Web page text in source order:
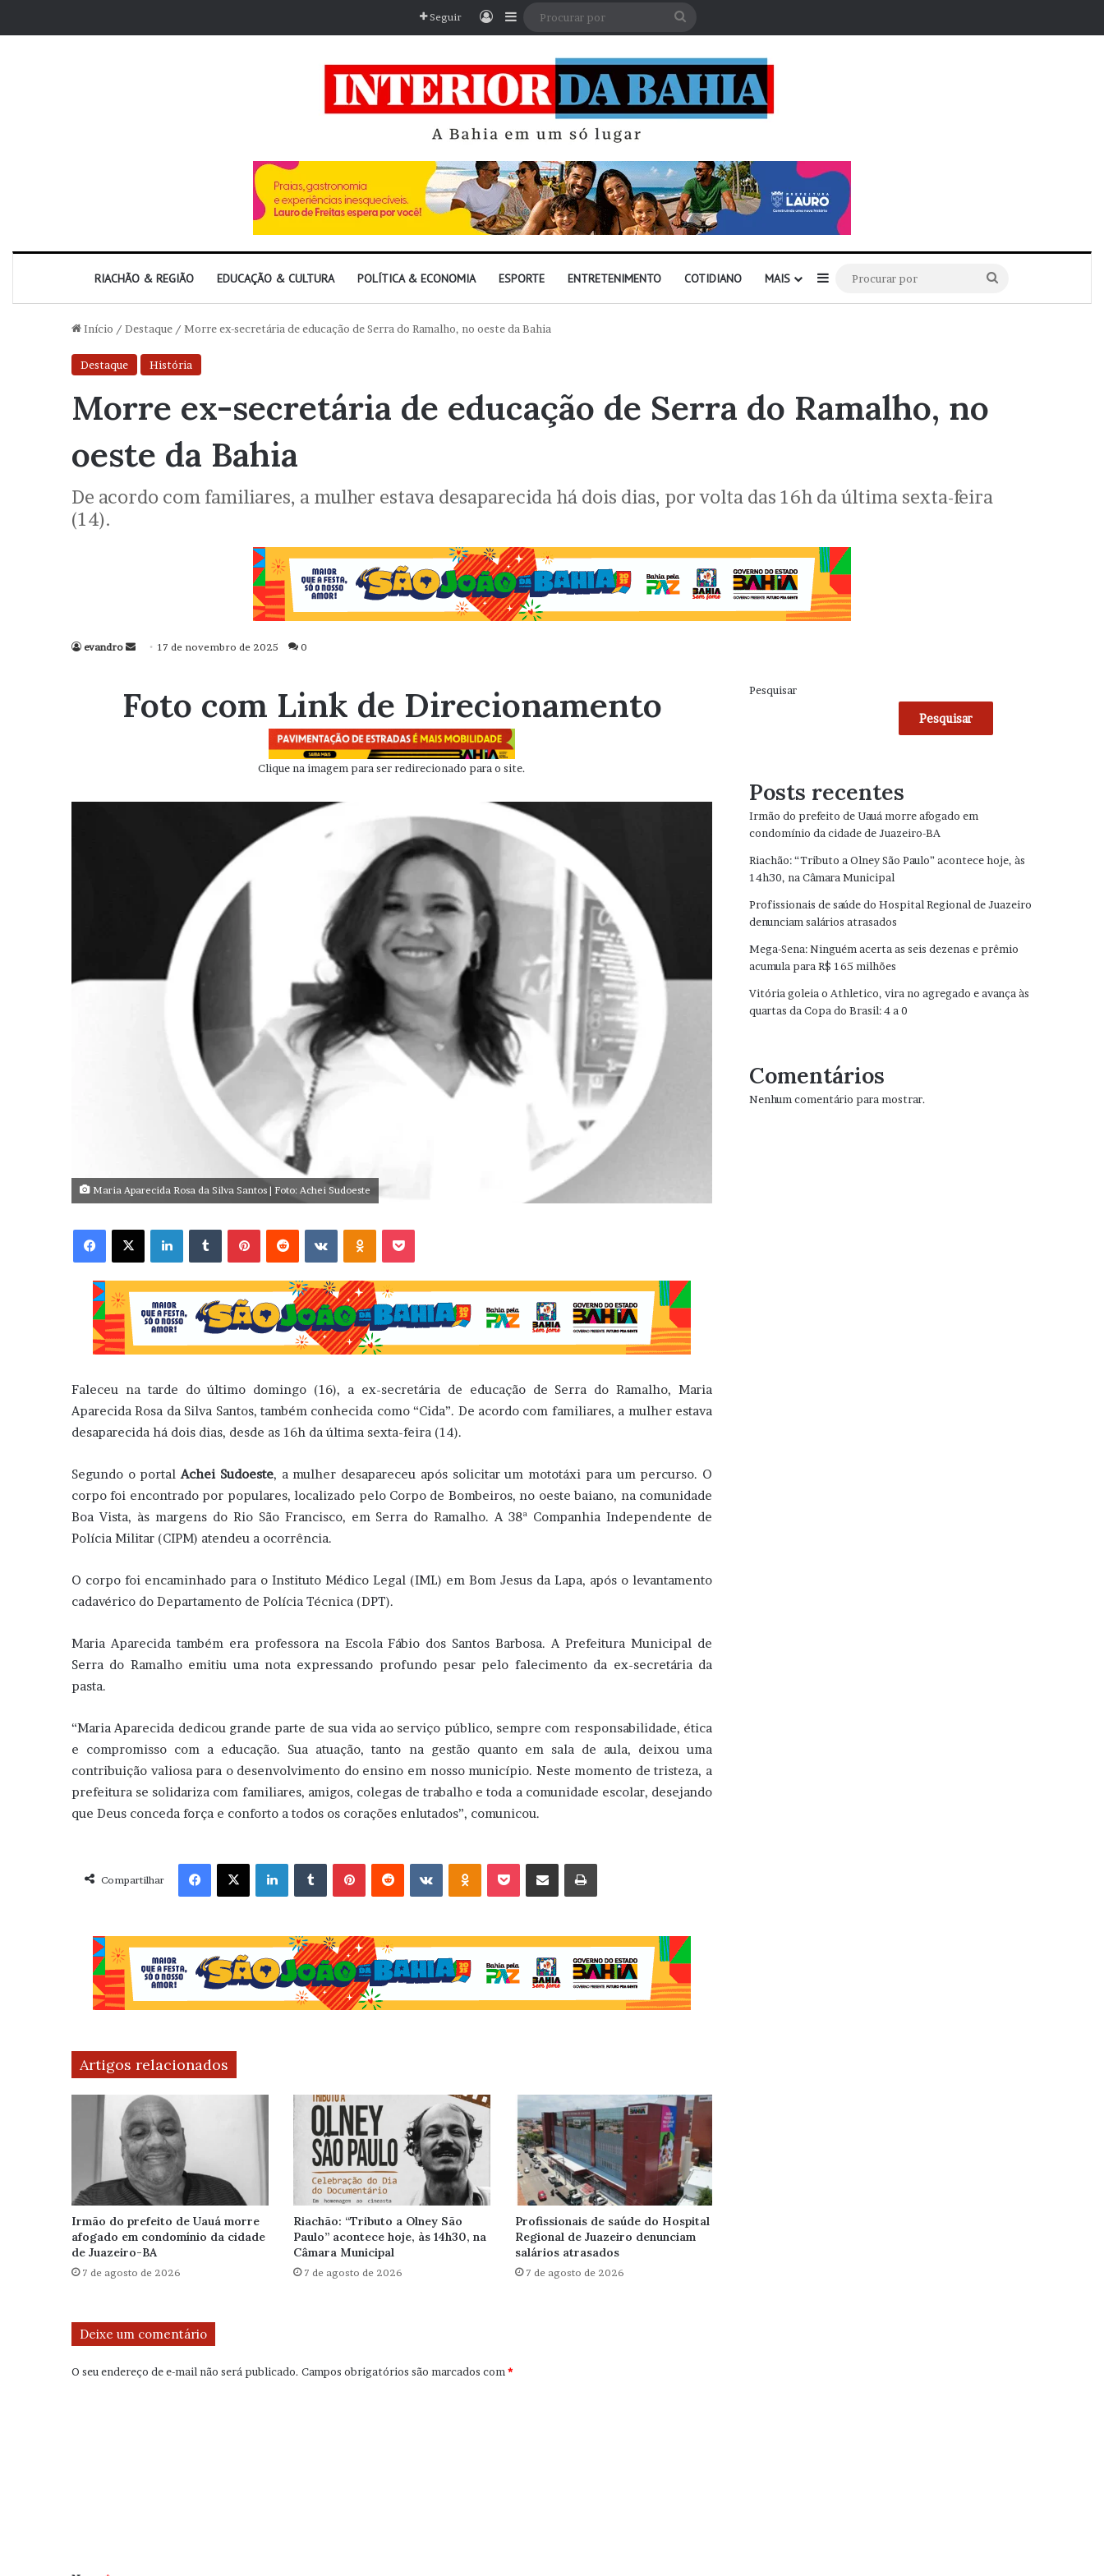
Seguir EntrarBarra Lateral
RIACHÃO & REGIÃO EDUCAÇÃO & CULTURA POLÍTICA & ECONOMIA ESPORTE ENTRETENIMENTO COTIDIANO MAIS Barra Lateral
por
Início / Destaque / Morre ex-secretária de educação de Serra do Ramalho, no oeste da Bahia
Destaque História
Morre ex-secretária de educação de Serra do Ramalho, no
oeste da Bahia
De acordo com familiares, a mulher estava desaparecida há dois dias, por volta das 16h da última sexta-feira
(14).
evandro
Mande
mail
17 de novembro de 2025 0
Foto com Link de Direcionamento
Clique na imagem para ser redirecionado para o site.
Maria Aparecida Rosa da Silva Santos | Foto: Achei Sudoeste
Facebook X Linkedin VK OK
Faleceu na tarde do último domingo (16), a ex-secretária de educação de Serra do Ramalho, Maria
Aparecida Rosa da Silva Santos, também conhecida como “Cida”. De acordo com familiares, a mulher estava
desaparecida há dois dias, desde as 16h da última sexta-feira (14).
Segundo o portalAchei Sudoeste, a mulher desapareceu após solicitar um mototáxi para um percurso. O
corpo foi encontrado por populares, localizado pelo Corpo de Bombeiros, no oeste baiano, na comunidade
Boa Vista, às margens do Rio São Francisco, em Serra do Ramalho. A 38ª Companhia Independente de
Polícia Militar (CIPM) atendeu a ocorrência.
O corpo foi encaminhado para o Instituto Médico Legal (IML) em Bom Jesus da Lapa, após o levantamento
cadavérico do Departamento de Polícia Técnica (DPT).
Maria Aparecida também era professora na Escola Fábio dos Santos Barbosa. A Prefeitura Municipal de
Serra do Ramalho emitiu uma nota expressando profundo pesar pelo falecimento da ex-secretária da
pasta.
“Maria Aparecida dedicou grande parte de sua vida ao serviço público, sempre com responsabilidade, ética
e compromisso com a educação. Sua atuação, tanto na gestão quanto em sala de aula, deixou uma
contribuição valiosa para o desenvolvimento do ensino em nosso município. Neste momento de tristeza, a
prefeitura se solidariza com familiares, amigos, colegas de trabalho e toda a comunidade escolar, desejando
que Deus conceda força e conforto a todos os corações enlutados”, comunicou.
Compartilhar
Facebook X Linkedin VK OK
Artigos relacionados
Irmão do prefeito de Uauá morre
afogado em condomínio da cidade
de Juazeiro-BA
7 de agosto de 2026
Riachão: “Tributo a Olney São
Paulo” acontece hoje, às 14h30, na
Câmara Municipal
7 de agosto de 2026
Profissionais de saúde do Hospital
Regional de Juazeiro denunciam
salários atrasados
7 de agosto de 2026
Deixe um comentário
O seu endereço de e-mail não será publicado. Campos obrigatórios são marcados com*
Pesquisar
Pesquisar
Posts recentes
Irmão do prefeito de Uauá morre afogado em
condomínio da cidade de Juazeiro-BA
Riachão: “Tributo a Olney São Paulo” acontece hoje, às
14h30, na Câmara Municipal
Profissionais de saúde do Hospital Regional de Juazeiro
denunciam salários atrasados
Mega-Sena: Ninguém acerta as seis dezenas e prêmio
acumula para R$ 165 milhões
Vitória goleia o Athletico, vira no agregado e avança às
quartas da Copa do Brasil: 4 a 0
Comentários
Nenhum comentário para mostrar.